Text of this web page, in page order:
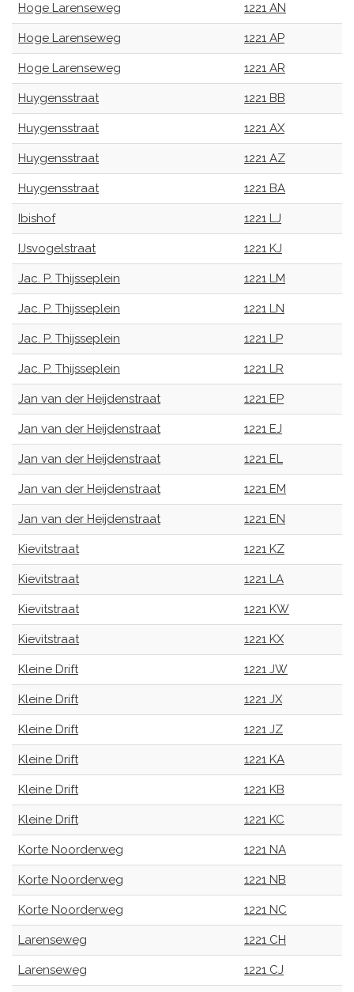
Hoge Larenseweg 1221 AN
Hoge Larenseweg 1221 AP
Hoge Larenseweg 1221 AR
Huygensstraat 1221 BB
Huygensstraat 1221 AX
Huygensstraat 1221 AZ
Huygensstraat 1221 BA
Ibishof 1221 LJ
IJsvogelstraat 1221 KJ
Jac. P. Thijsseplein 1221 LM
Jac. P. Thijsseplein 1221 LN
Jac. P. Thijsseplein 1221 LP
Jac. P. Thijsseplein 1221 LR
Jan van der Heijdenstraat 1221 EP
Jan van der Heijdenstraat 1221 EJ
Jan van der Heijdenstraat 1221 EL
Jan van der Heijdenstraat 1221 EM
Jan van der Heijdenstraat 1221 EN
Kievitstraat 1221 KZ
Kievitstraat 1221 LA
Kievitstraat 1221 KW
Kievitstraat 1221 KX
Kleine Drift 1221 JW
Kleine Drift 1221 JX
Kleine Drift 1221 JZ
Kleine Drift 1221 KA
Kleine Drift 1221 KB
Kleine Drift 1221 KC
Korte Noorderweg 1221 NA
Korte Noorderweg 1221 NB
Korte Noorderweg 1221 NC
Larenseweg 1221 CH
Larenseweg 1221 CJ